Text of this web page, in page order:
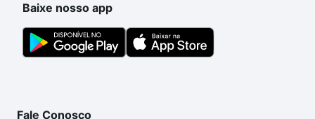
Baixe nosso app
Fale Conosco